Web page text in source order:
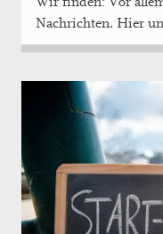
Nachrichten. Hier